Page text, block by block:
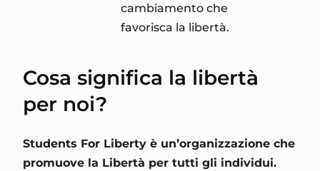
cambiamento che
favorisca la libertà.
Cosa significa la libertà
per noi?
Students For Liberty è un’organizzazione che
promuove la Libertà per tutti gli individui.